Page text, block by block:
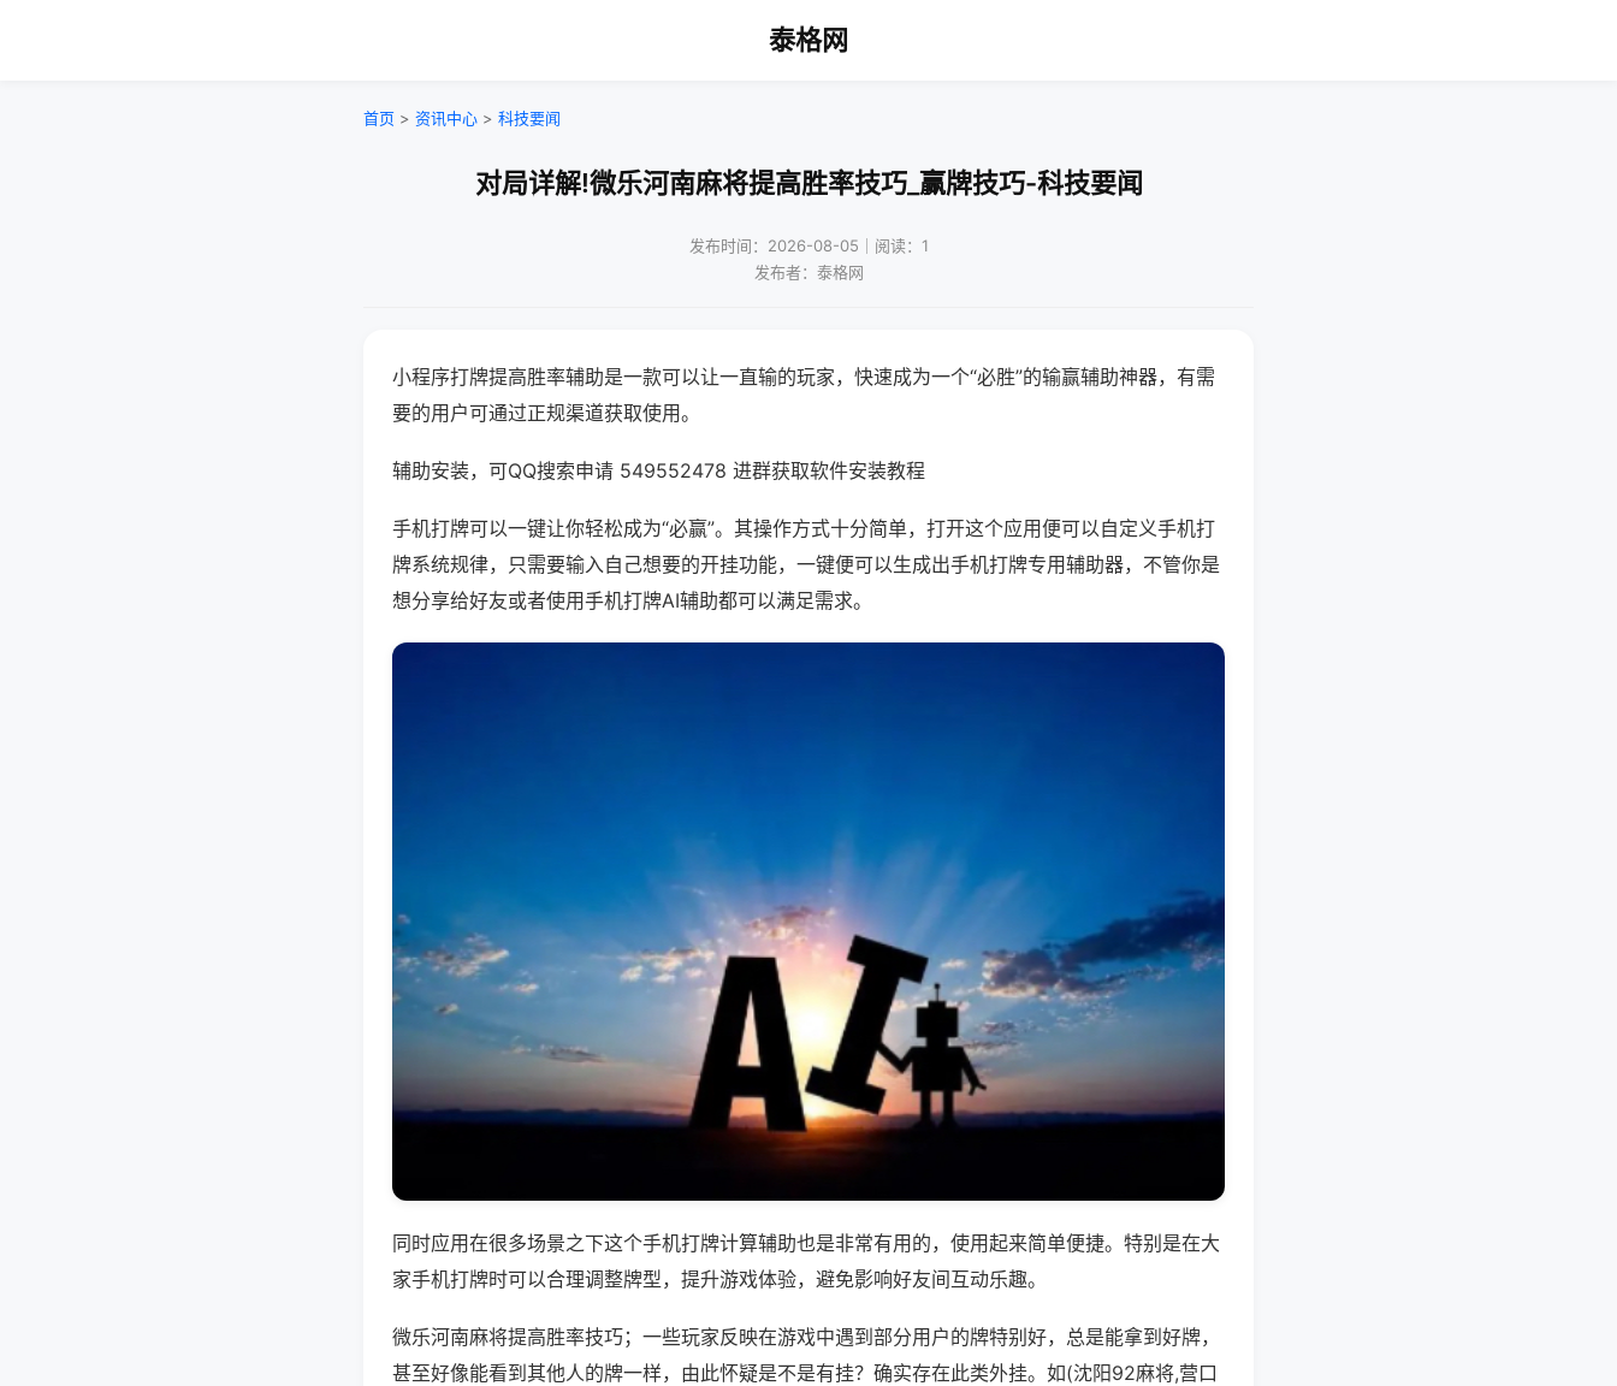
泰格网
首页 > 资讯中心 > 科技要闻
对局详解!微乐河南麻将提高胜率技巧_赢牌技巧-科技要闻
发布时间：2026-08-05｜阅读：1
发布者：泰格网
小程序打牌提高胜率辅助是一款可以让一直输的玩家，快速成为一个“必胜”的输赢辅助神器，有需
要的用户可通过正规渠道获取使用。
辅助安装，可QQ搜索申请 549552478 进群获取软件安装教程
手机打牌可以一键让你轻松成为“必赢”。其操作方式十分简单，打开这个应用便可以自定义手机打
牌系统规律，只需要输入自己想要的开挂功能，一键便可以生成出手机打牌专用辅助器，不管你是
想分享给好友或者使用手机打牌AI辅助都可以满足需求。
同时应用在很多场景之下这个手机打牌计算辅助也是非常有用的，使用起来简单便捷。特别是在大
家手机打牌时可以合理调整牌型，提升游戏体验，避免影响好友间互动乐趣。
微乐河南麻将提高胜率技巧；一些玩家反映在游戏中遇到部分用户的牌特别好，总是能拿到好牌，
甚至好像能看到其他人的牌一样，由此怀疑是不是有挂？确实存在此类外挂。如(沈阳92麻将,营口